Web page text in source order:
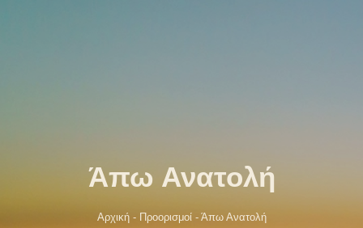
Άπω Ανατολή
Αρχική- Προορισμοί- Άπω Ανατολή